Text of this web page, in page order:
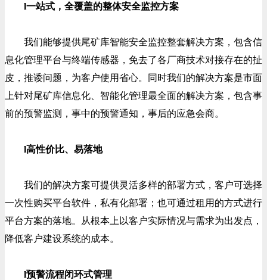
l一站式，全覆盖的整体安全监控方案
我们能够提供尾矿库智能安全监控整套解决方案，包含信
息化管理平台与终端传感器，免去了各厂商技术对接存在的扯
皮，推诿问题，为客户使用省心。同时我们的解决方案是市面
上针对尾矿库信息化、智能化管理最全面的解决方案，包含事
前的预警监测，事中的预警通知，事后的应急会商。
l高性价比、易落地
我们的解决方案可提供灵活多样的部署方式，客户可选择
一次性购买平台软件，私有化部署；也可通过租用的方式进行
平台方案的落地。从根本上以客户实际情况与需求为出发点，
降低客户建设系统的成本。
l预警流程闭环式管理